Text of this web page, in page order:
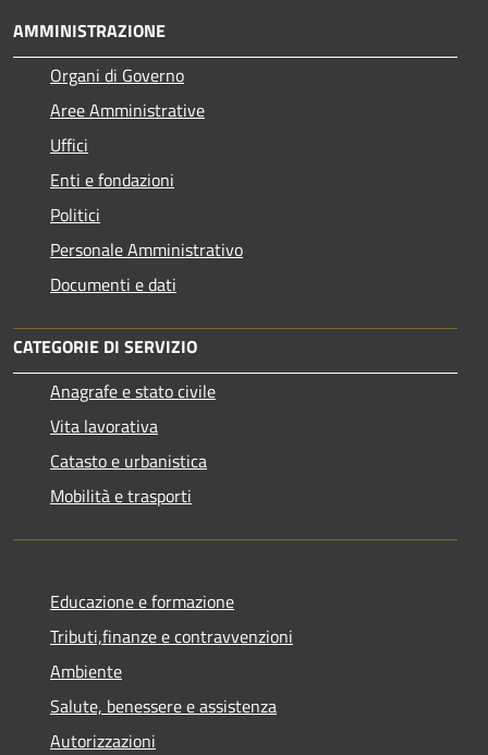
AMMINISTRAZIONE
Organi di Governo
Aree Amministrative
Uffici
Enti e fondazioni
Politici
Personale Amministrativo
Documenti e dati
CATEGORIE DI SERVIZIO
Anagrafe e stato civile
Vita lavorativa
Catasto e urbanistica
Mobilità e trasporti
Educazione e formazione
Tributi,finanze e contravvenzioni
Ambiente
Salute, benessere e assistenza
Autorizzazioni